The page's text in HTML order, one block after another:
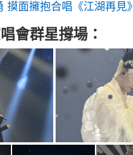
摸面擁抱合唱《江湖再見》
會群星撐場：